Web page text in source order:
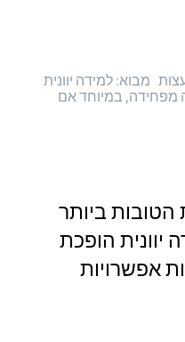
מבוא: למידה יוונית
מפחידה, במיוחד אם
הטובות ביותר
יוונית הופכת
אפשרויות